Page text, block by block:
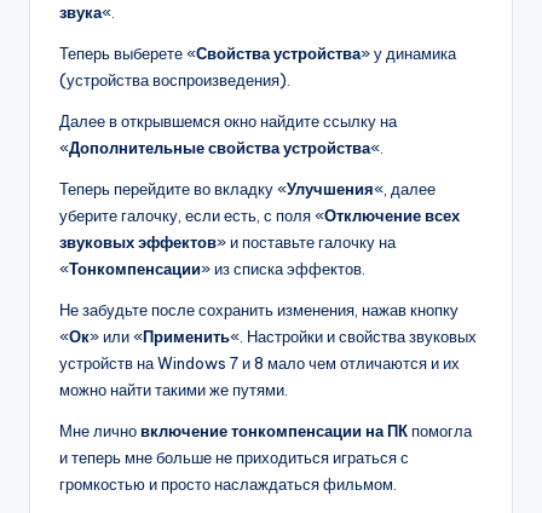
звука«.
Теперь выберете «Свойства устройства» у динамика
(устройства воспроизведения).
Далее в открывшемся окно найдите ссылку на
«Дополнительные свойства устройства«.
Теперь перейдите во вкладку «Улучшения«, далее
уберите галочку, если есть, с поля «Отключение всех
звуковых эффектов» и поставьте галочку на
«Тонкомпенсации» из списка эффектов.
Не забудьте после сохранить изменения, нажав кнопку
«Ок» или «Применить«. Настройки и свойства звуковых
устройств на Windows 7 и 8 мало чем отличаются и их
можно найти такими же путями.
Мне личновключение тонкомпенсации на ПКпомогла
и теперь мне больше не приходиться играться с
громкостью и просто наслаждаться фильмом.